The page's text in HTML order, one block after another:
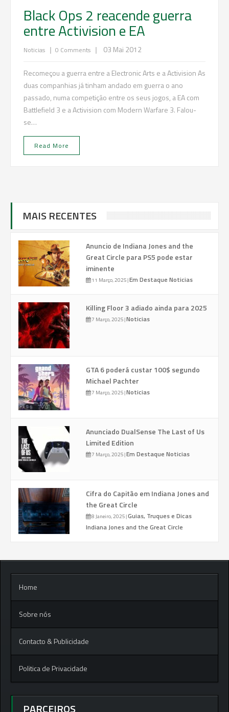
Black Ops 2 reacende guerra
entre Activision e EA
Noticias | 0 Comments | 03 Mai 2012
Recomeçou a guerra entre a Electronic Arts e a Activision As
duas companhias já tinham andado em guerra o ano
passado, numa competição entre os seus jogos, a EA com
Battlefield 3 e a Activision com Modern Warfare 3. Falou-
se…
Read More
MAIS RECENTES
Anuncio de Indiana Jones and the
Great Circle para PS5 pode estar
iminente
11 Março, 2025|Em Destaque Noticias
Killing Floor 3 adiado ainda para 2025
7 Março, 2025|Noticias
GTA 6 poderá custar 100$ segundo
Michael Pachter
7 Março, 2025|Noticias
Anunciado DualSense The Last of Us
Limited Edition
7 Março, 2025|Em Destaque Noticias
Cifra do Capitão em Indiana Jones and
the Great Circle
8 Janeiro, 2025|Guias, Truques e Dicas
Indiana Jones and the Great Circle
Home
Sobre nós
Contacto & Publicidade
Politica de Privacidade
PARCEIROS